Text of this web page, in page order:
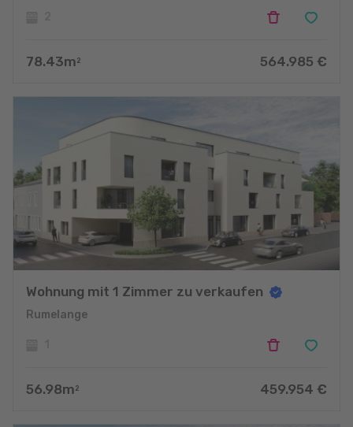
78.43m 2 564.985 €
Wohnung mit 1 Zimmer zu verkaufen
Rumelange
56.98m 2 459.954 €